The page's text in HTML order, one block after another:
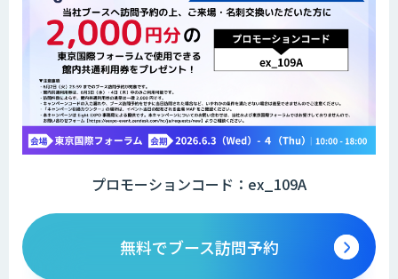
プロモーションコード：ex_109A
無料でブース訪問予約